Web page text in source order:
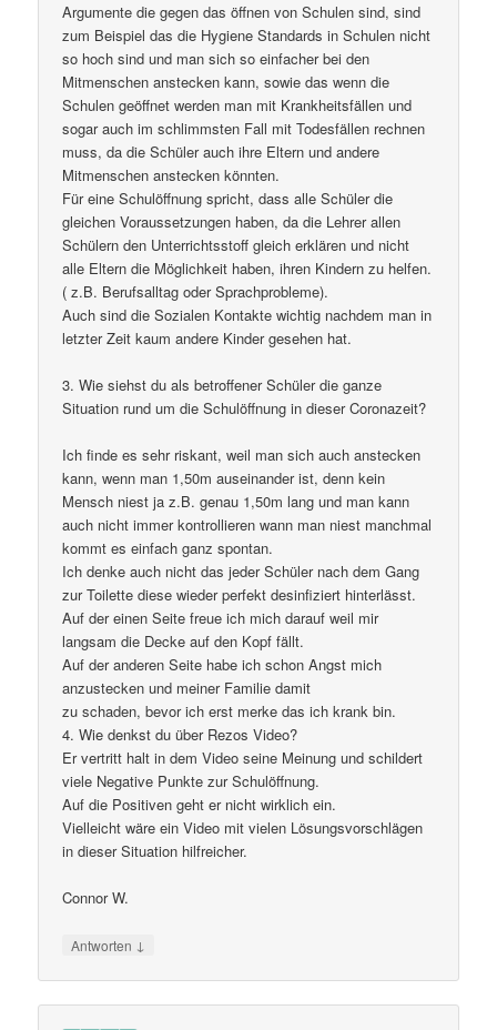
Argumente die gegen das öffnen von Schulen sind, sind
zum Beispiel das die Hygiene Standards in Schulen nicht
so hoch sind und man sich so einfacher bei den
Mitmenschen anstecken kann, sowie das wenn die
Schulen geöffnet werden man mit Krankheitsfällen und
sogar auch im schlimmsten Fall mit Todesfällen rechnen
muss, da die Schüler auch ihre Eltern und andere
Mitmenschen anstecken könnten.
Für eine Schulöffnung spricht, dass alle Schüler die
gleichen Voraussetzungen haben, da die Lehrer allen
Schülern den Unterrichtsstoff gleich erklären und nicht
alle Eltern die Möglichkeit haben, ihren Kindern zu helfen.
( z.B. Berufsalltag oder Sprachprobleme).
Auch sind die Sozialen Kontakte wichtig nachdem man in
letzter Zeit kaum andere Kinder gesehen hat.
3. Wie siehst du als betroffener Schüler die ganze
Situation rund um die Schulöffnung in dieser Coronazeit?
Ich finde es sehr riskant, weil man sich auch anstecken
kann, wenn man 1,50m auseinander ist, denn kein
Mensch niest ja z.B. genau 1,50m lang und man kann
auch nicht immer kontrollieren wann man niest manchmal
kommt es einfach ganz spontan.
Ich denke auch nicht das jeder Schüler nach dem Gang
zur Toilette diese wieder perfekt desinfiziert hinterlässt.
Auf der einen Seite freue ich mich darauf weil mir
langsam die Decke auf den Kopf fällt.
Auf der anderen Seite habe ich schon Angst mich
anzustecken und meiner Familie damit
zu schaden, bevor ich erst merke das ich krank bin.
4. Wie denkst du über Rezos Video?
Er vertritt halt in dem Video seine Meinung und schildert
viele Negative Punkte zur Schulöffnung.
Auf die Positiven geht er nicht wirklich ein.
Vielleicht wäre ein Video mit vielen Lösungsvorschlägen
in dieser Situation hilfreicher.
Connor W.
Antworten ↓